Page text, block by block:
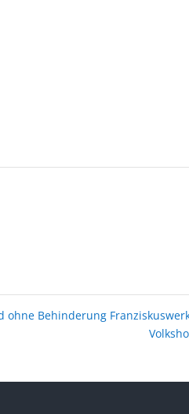
Behinderung